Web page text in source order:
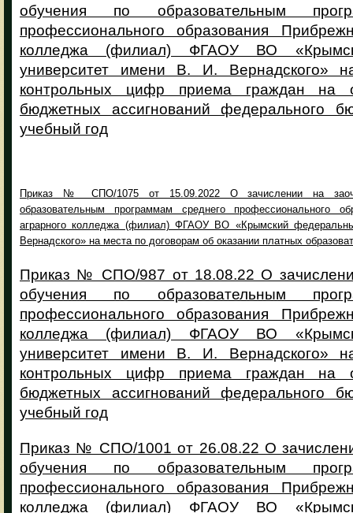
обучения по образовательным
профессионального образования
колледжа (филиал) ФГАОУ ВО
университет имени В. И. Вернадского»
контрольных цифр приема граждан на
бюджетных ассигнований федерального
учебный год
Приказ № СПО/1075от 15.09.2022 О зачислении на
образовательным программам среднего профессионального
аграрного колледжа (филиал) ФГАОУ ВО «Крымский
Вернадского» на места по договорам об оказании платных
Приказ № СПО/987 от 18.08.22 О
обучения по образовательным
профессионального образования
колледжа (филиал) ФГАОУ ВО
университет имени В. И. Вернадского»
контрольных цифр приема граждан на
бюджетных ассигнований федерального
учебный год
Приказ № СПО/1001 от 26.08.22 О
обучения по образовательным
профессионального образования
колледжа (филиал) ФГАОУ ВО